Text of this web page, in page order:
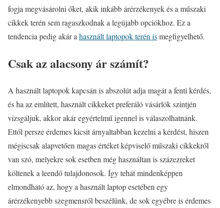
fogja megvásárolni őket, akik inkább árérzékenyek és a műszaki
cikkek terén sem ragaszkodnak a legújabb opciókhoz. Ez a
tendencia pedig akár a használt laptopok terén ismegfigyelhető.
Csak az alacsony ár számít?
A használt laptopok kapcsán is abszolút adja magát a fenti kérdés,
és ha az említett, használt cikkeket preferáló vásárlók szintjén
vizsgáljuk, akkor akár egyértelmű igennel is válaszolhatnánk.
Ettől persze érdemes kicsit árnyaltabban kezelni a kérdést, hiszen
mégiscsak alapvetően magas értéket képviselő műszaki cikkekről
van szó, melyekre sok esetben még használtan is százezreket
költenek a leendő tulajdonosok. Így tehát mindenképpen
elmondható az, hogy a használt laptop esetében egy
árérzékenyebb szegmensről beszélünk, de sok egyébre is érdemes